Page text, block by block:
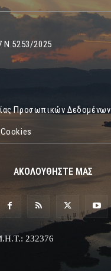
Ν.5253/2025
Προσωπικών Δεδομένων
ΑΚΟΛΟΥΘΗΣΤΕ ΜΑΣ
232376